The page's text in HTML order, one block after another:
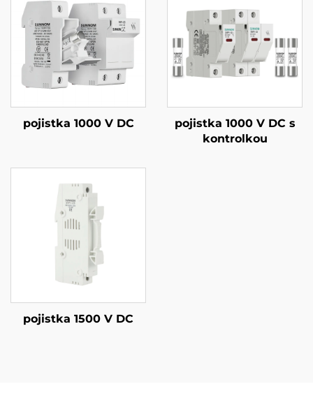
pojistka 1000 V DC
pojistka 1000 V DC s
kontrolkou
pojistka 1500 V DC